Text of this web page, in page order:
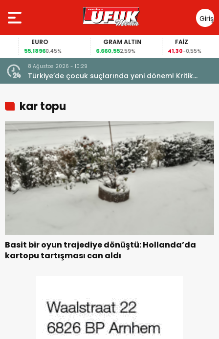
Giriş
Yap
EURO
55,18960,45%
GRAM ALTIN
6.660,552,59%
FAİZ
41,30-0,55%
8 Ağustos 2026 - 10:29
Türkiye’de çocuk suçlarında yeni dönem! Kritik
maddeler kabul edildi
kar topu
Basit bir oyun trajediye dönüştü: Hollanda’da
kartopu tartışması can aldı